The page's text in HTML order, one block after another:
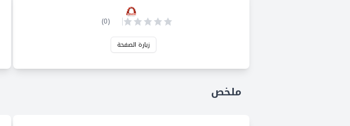
(
0
)
زيارة الصفحة
ملخص